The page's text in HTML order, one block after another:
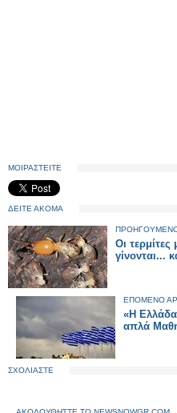
ΜΟΙΡΑΣΤΕΙΤΕ
ΔΕΙΤΕ ΑΚΟΜΑ
Οι
γίνονται...
ΕΠΟΜΕΝΟ
«Η Ελλάδα
απλά
ΣΧΟΛΙΑΣΤΕ